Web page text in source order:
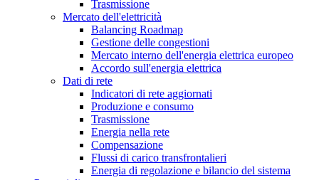
Trasmissione
Mercato dell'elettricità
Balancing Roadmap
Gestione delle congestioni
Mercato interno dell'energia elettrica europeo
Accordo sull'energia elettrica
Dati di rete
Indicatori di rete aggiornati
Produzione e consumo
Trasmissione
Energia nella rete
Compensazione
Flussi di carico transfrontalieri
Energia di regolazione e bilancio del sistema